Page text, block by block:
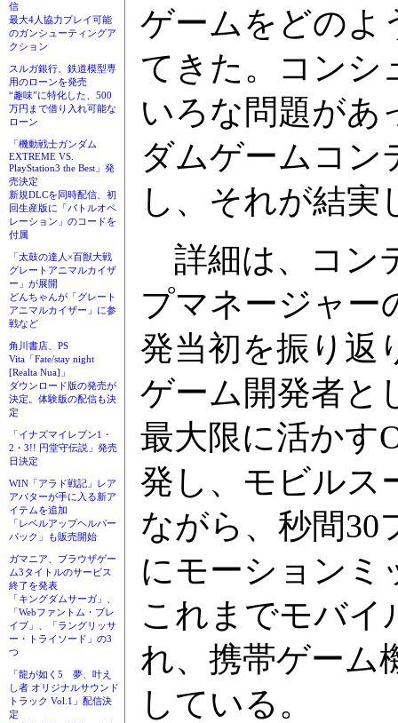
信
最大4人協力プレイ可能
のガンシューティングア
クション
スルガ銀行、鉄道模型専
用のローンを発売
“趣味”に特化した、500
万円まで借り入れ可能な
ローン
「機動戦士ガンダム
EXTREME VS.
PlayStation3 the Best」発
売決定
新規DLCを同時配信、初
回生産版に「バトルオペ
レーション」のコードを
付属
「太鼓の達人×百獣大戦
グレートアニマルカイザ
ー」が展開
どんちゃんが「グレート
アニマルカイザー」に参
戦など
角川書店、PS
Vita「Fate/stay night
[Realta Nua]」
ダウンロード版の発売が
決定。体験版の配信も決
定
「イナズマイレブン1・
2・3!! 円堂守伝説」発売
日決定
WIN「アラド戦記」レア
アバターが手に入る新ア
イテムを追加
「レベルアップヘルパー
パック」も販売開始
ガマニア、ブラウザゲー
ム3タイトルのサービス
終了を発表
「キングダムサーガ」、
「Webファントム・ブレ
イブ」、「ラングリッサ
ー・トライソード」の3
つ
「龍が如く5 夢、叶え
し者 オリジナルサウンド
トラック Vol.1」配信決
定
ゲームをどのよ
てきた。コンシ
いろな問題があ
ダムゲームコン
し、それが結実
詳細は、コン
プマネージャー
発当初を振り返
ゲーム開発者と
最大限に活かす
発し、モビルス
ながら、秒間30
にモーションミ
これまでモバイ
れ、携帯ゲーム
している。